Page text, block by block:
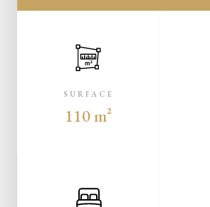
m²
SURFACE
110 m²